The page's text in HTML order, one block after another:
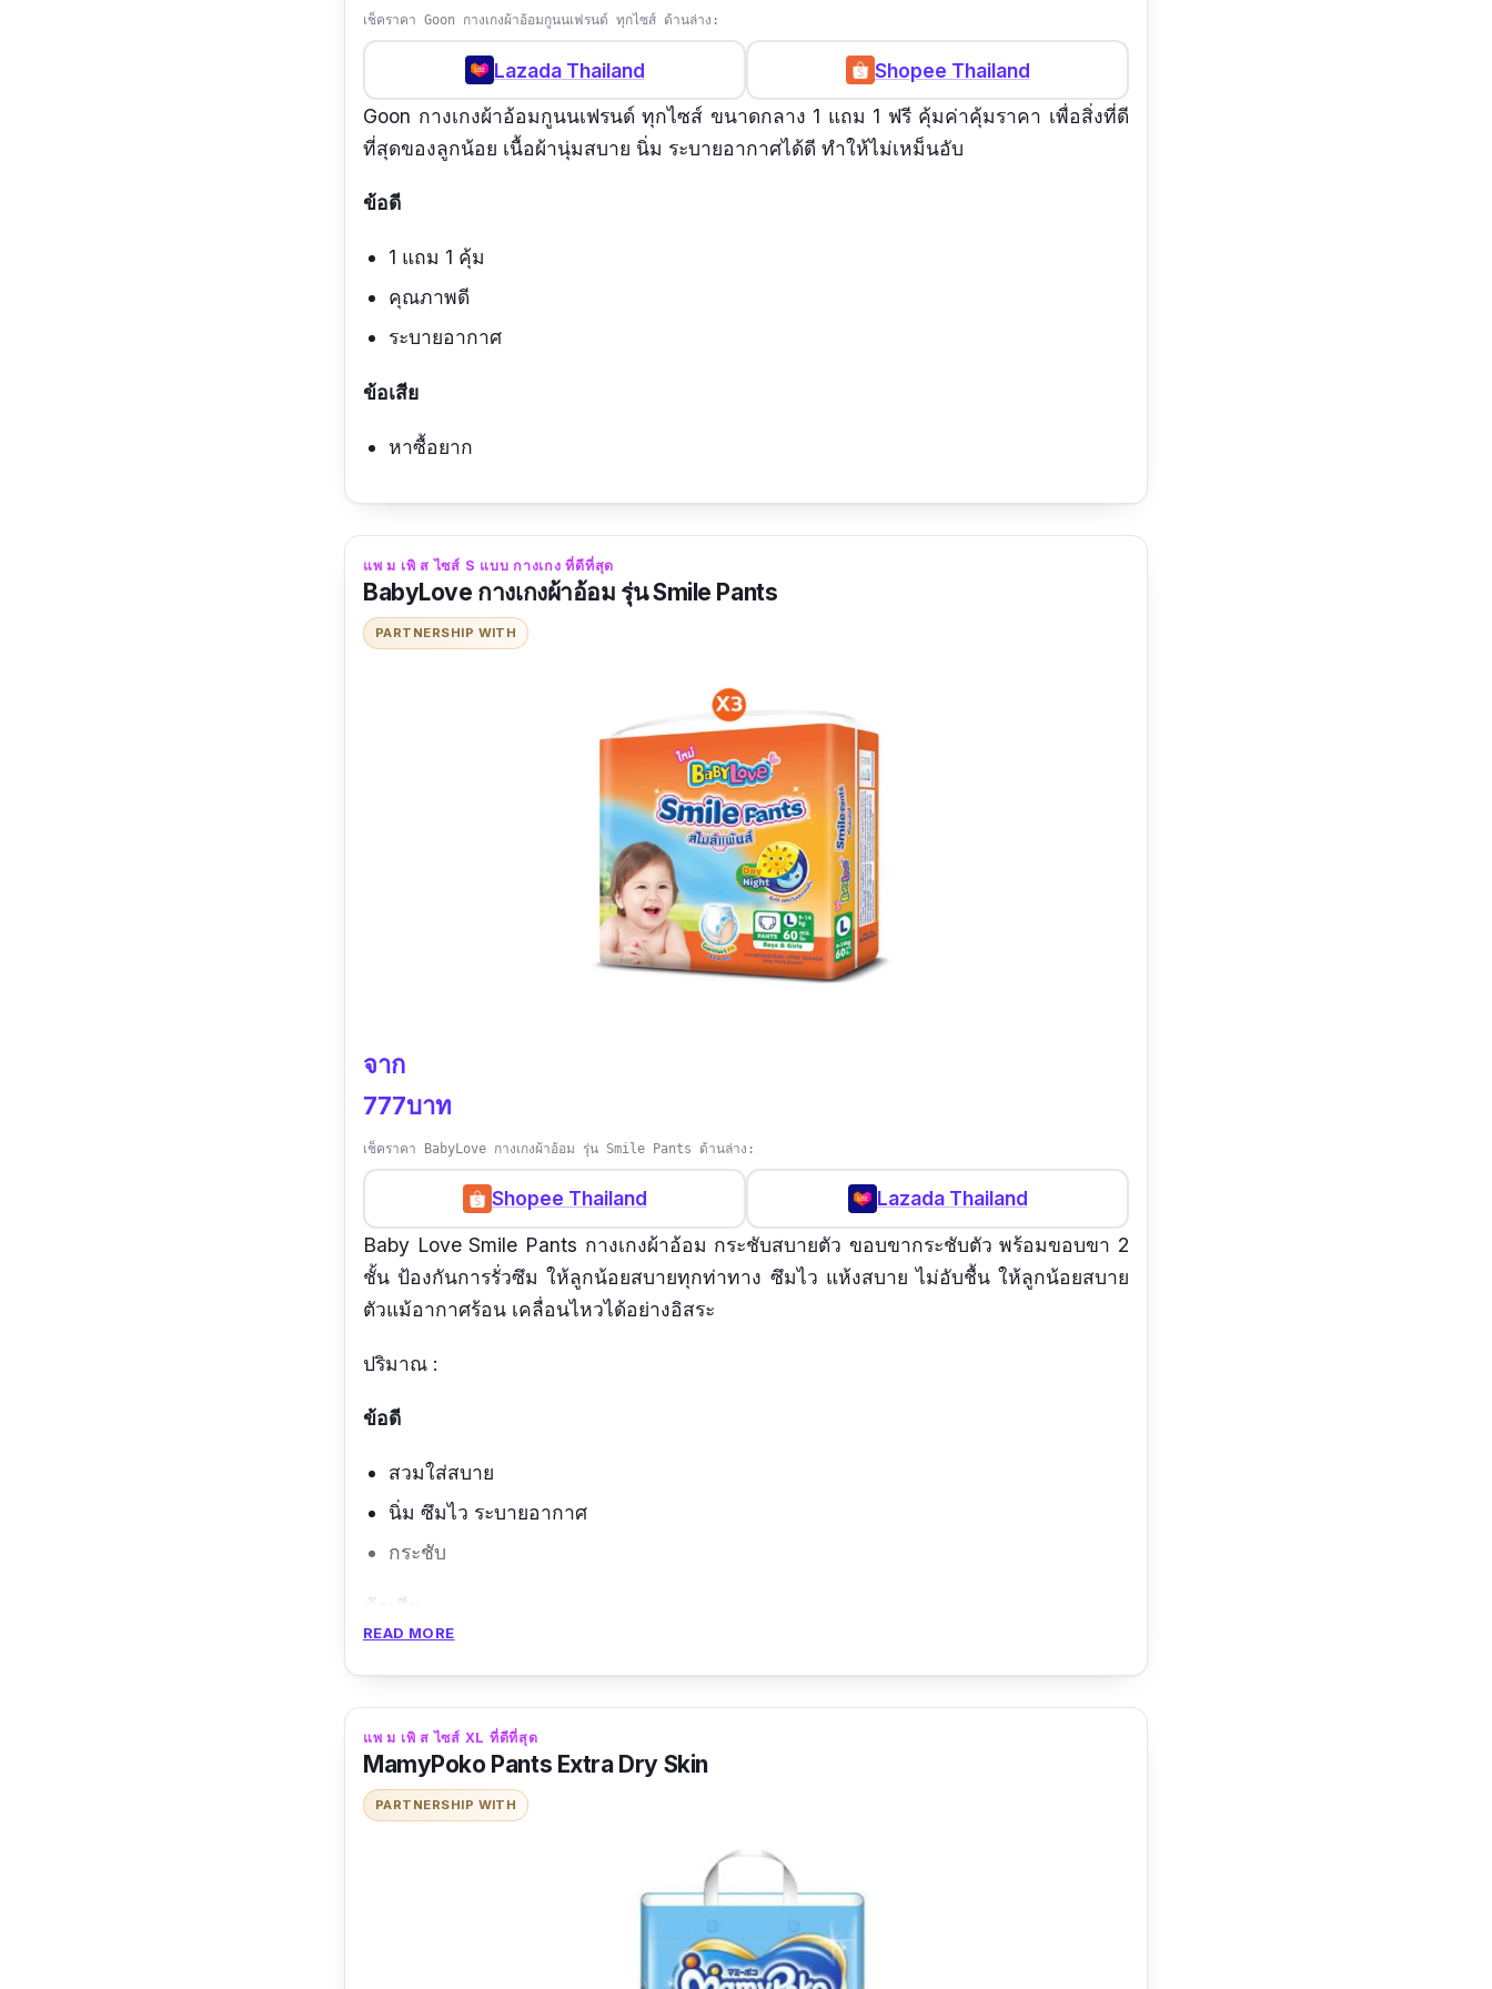
เช็คราคา Goon กางเกงผ้าอ้อมกูนนเฟรนด์ ทุกไซส์ ด้านล่าง:
Lazada Thailand
Shopee Thailand
Goon กางเกงผ้าอ้อมกูนนเฟรนด์ ทุกไซส์ ขนาดกลาง 1 แถม 1 ฟรี คุ้มค่าคุ้มราคา เพื่อสิ่งที่ดี
ที่สุดของลูกน้อย เนื้อผ้านุ่มสบาย นิ่ม ระบายอากาศได้ดี ทำให้ไม่เหม็นอับ
ข้อดี
1 แถม 1 คุ้ม
คุณภาพดี
ระบายอากาศ
ข้อเสีย
หาซื้อยาก
แพ ม เพิ ส ไซส์ S แบบ กางเกง ที่ดีที่สุด
BabyLove กางเกงผ้าอ้อม รุ่น Smile Pants
PARTNERSHIP WITH
จาก
777บาท
เช็คราคา BabyLove กางเกงผ้าอ้อม รุ่น Smile Pants ด้านล่าง:
Shopee Thailand
Lazada Thailand
Baby Love Smile Pants กางเกงผ้าอ้อม กระชับสบายตัว ขอบขากระชับตัว พร้อมขอบขา 2
ชั้น ป้องกันการรั่วซึม ให้ลูกน้อยสบายทุกท่าทาง ซึมไว แห้งสบาย ไม่อับชื้น ให้ลูกน้อยสบาย
ตัวแม้อากาศร้อน เคลื่อนไหวได้อย่างอิสระ
ปริมาณ :
ข้อดี
สวมใส่สบาย
นิ่ม ซึมไว ระบายอากาศ
กระชับ
READ MORE
แพ ม เพิ ส ไซส์ XL ที่ดีที่สุด
MamyPoko Pants Extra Dry Skin
PARTNERSHIP WITH